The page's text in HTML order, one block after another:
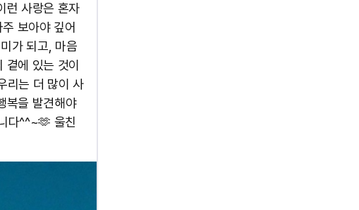
런 사랑은 혼자
보아야 깊어
가 되고, 마음
에 있는 것이
리는 더 많이 사
복을 발견해야
다^^~🫶 울친